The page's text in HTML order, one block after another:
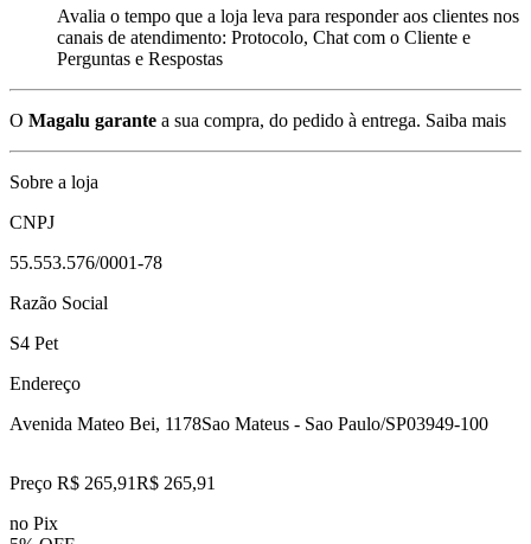
Avalia o tempo que a loja leva para responder aos clientes nos
canais de atendimento: Protocolo, Chat com o Cliente e
Perguntas e Respostas
O Magalu garante a sua compra, do pedido à entrega. Saiba mais
Sobre a loja
CNPJ
55.553.576/0001-78
Razão Social
S4 Pet
Endereço
Avenida Mateo Bei, 1178Sao Mateus - Sao Paulo/SP03949-100
Preço R$ 265,91R$ 265,91
no Pix